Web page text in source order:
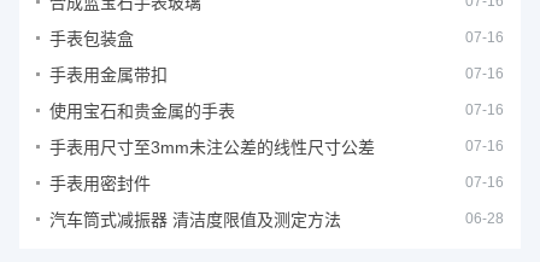
手表包装盒 07-16
手表用金属带扣 07-16
使用宝石和贵金属的手表 07-16
手表用尺寸至3mm未注公差的线性尺寸公差 07-16
手表用密封件 07-16
汽车筒式减振器 清洁度限值及测定方法 06-28